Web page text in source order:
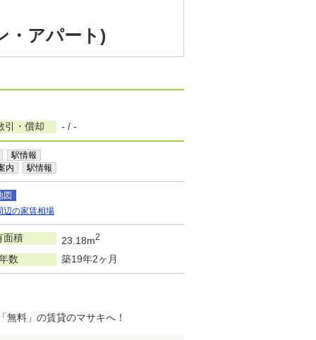
・アパート)
引・償却 - / -
駅情報
内
駅情報
図
辺の家賃相場
面積 23.18m2
数 築19年2ヶ月
料」の賃貸のマサキへ！